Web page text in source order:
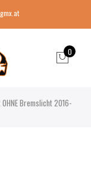
0
OHNE Bremslicht 2016-